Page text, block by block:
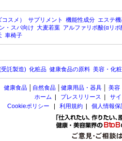
スメ） サプリメント 機能性成分 エステ
・スパ向け 大麦若葉 アルファリポ酸(αリポ
車椅子
託製造) 化粧品 健康食品の原料 美容・化
健康食品 自然食品 健康用品・器具 美容
ホーム
プレスリリース
サ
Cookieポリシー
利用規約 個人情報